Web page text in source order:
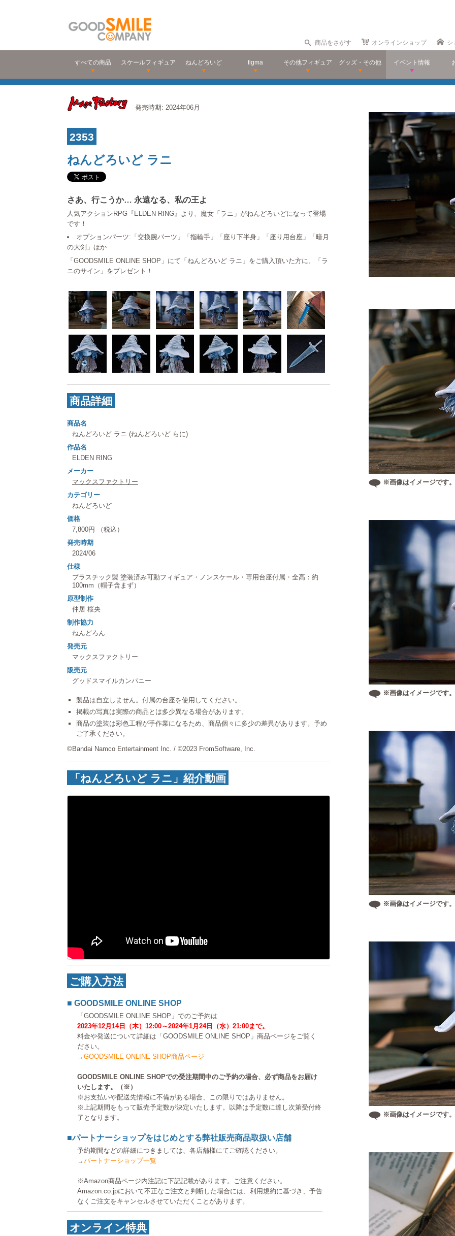
商品をさがす オンラインショップ シ
すべての商品 スケールフィギュア ねんどろいど figma その他フィギュア グッズ・その他 イベント情報
発売時期: 2024年06月
2353
ねんどろいど ラニ
さあ、行こうか… 永遠なる、私の王よ
人気アクションRPG『ELDEN RING』より、魔女「ラニ」がねんどろいどになって登場
です！
オプションパーツ:「交換腕パーツ」「指輪手」「座り下半身」「座り用台座」「暗月
の大剣」ほか
「GOODSMILE ONLINE SHOP」にて「ねんどろいど ラニ」をご購入頂いた方に、「ラ
ニのサイン」をプレゼント！
※画像はイメージです。
※画像はイメージです。
※画像はイメージです。
※画像はイメージです。
商品詳細
商品名
ねんどろいど ラニ (ねんどろいど らに)
作品名
ELDEN RING
メーカー
マックスファクトリー
カテゴリー
ねんどろいど
価格
7,800円 （税込）
発売時期
2024/06
仕様
プラスチック製 塗装済み可動フィギュア・ノンスケール・専用台座付属・全高：約
100mm（帽子含まず）
原型制作
仲居 桜央
制作協力
ねんどろん
発売元
マックスファクトリー
販売元
グッドスマイルカンパニー
製品は自立しません。付属の台座を使用してください。
掲載の写真は実際の商品とは多少異なる場合があります。
商品の塗装は彩色工程が手作業になるため、商品個々に多少の差異があります。予め
ご了承ください。
©Bandai Namco Entertainment Inc. / ©2023 FromSoftware, Inc.
「ねんどろいど ラニ」紹介動画
ご購入方法
■ GOODSMILE ONLINE SHOP
「GOODSMILE ONLINE SHOP」でのご予約は
2023年12月14日（木）12:00～2024年1月24日（水）21:00まで。
料金や発送について詳細は「GOODSMILE ONLINE SHOP」商品ページをご覧く
ださい。
→GOODSMILE ONLINE SHOP商品ページ
GOODSMILE ONLINE SHOPでの受注期間中のご予約の場合、必ず商品をお届け
いたします。（※）
※お支払いや配送先情報に不備がある場合、この限りではありません。
※上記期間をもって販売予定数が決定いたします。以降は予定数に達し次第受付終
了となります。
■パートナーショップをはじめとする弊社販売商品取扱い店舗
予約期間などの詳細につきましては、各店舗様にてご確認ください。
→パートナーショップ一覧
※Amazon商品ページ内注記に下記記載があります。ご注意ください。
Amazon.co.jpにおいて不正なご注文と判断した場合には、利用規約に基づき、予告
なくご注文をキャンセルさせていただくことがあります。
オンライン特典